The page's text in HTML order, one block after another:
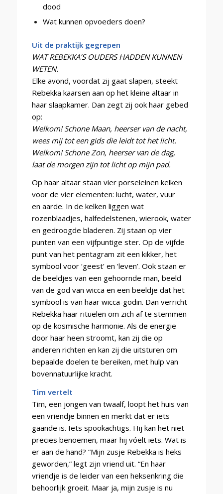
dood
Wat kunnen opvoeders doen?
Uit de praktijk gegrepen
WAT REBEKKA’S OUDERS HADDEN KUNNEN
WETEN.
Elke avond, voordat zij gaat slapen, steekt
Rebekka kaarsen aan op het kleine altaar in
haar slaapkamer. Dan zegt zij ook haar gebed
op:
Welkom! Schone Maan, heerser van de nacht,
wees mij tot een gids die leidt tot het licht.
Welkom! Schone Zon, heerser van de dag,
laat de morgen zijn tot licht op mijn pad.
Op haar altaar staan vier porseleinen kelken
voor de vier elementen: lucht, water, vuur
en aarde. In de kelken liggen wat
rozenblaadjes, halfedelstenen, wierook, water
en gedroogde bladeren. Zij staan op vier
punten van een vijfpuntige ster. Op de vijfde
punt van het pentagram zit een kikker, het
symbool voor ‘geest’ en ‘leven’. Ook staan er
de beeldjes van een gehoornde man, beeld
van de god van wicca en een beeldje dat het
symbool is van haar wicca-godin. Dan verricht
Rebekka haar rituelen om zich af te stemmen
op de kosmische harmonie. Als de energie
door haar heen stroomt, kan zij die op
anderen richten en kan zij die uitsturen om
bepaalde doelen te bereiken, met hulp van
bovennatuurlijke kracht.
Tim vertelt
Tim, een jongen van twaalf, loopt het huis van
een vriendje binnen en merkt dat er iets
gaande is. Iets spookachtigs. Hij kan het niet
precies benoemen, maar hij vóelt iets. Wat is
er aan de hand? “Mijn zusje Rebekka is heks
geworden,” legt zijn vriend uit. “En haar
vriendje is de leider van een heksenkring die
behoorlijk groeit. Maar ja, mijn zusje is nu